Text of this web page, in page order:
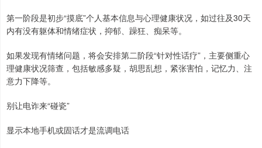
第一阶段是初步“摸底”个人基本信息与心理健康状况，如过往及30天
内有没有躯体和情绪症状，抑郁、躁狂、痴呆等。
如果发现有情绪问题，将会安排第二阶段“针对性话疗”，主要侧重心
理健康状况筛查，包括敏感多疑，胡思乱想，紧张害怕，记忆力、注
意力下降等。
别让电诈来“碰瓷”
显示本地手机或固话才是流调电话